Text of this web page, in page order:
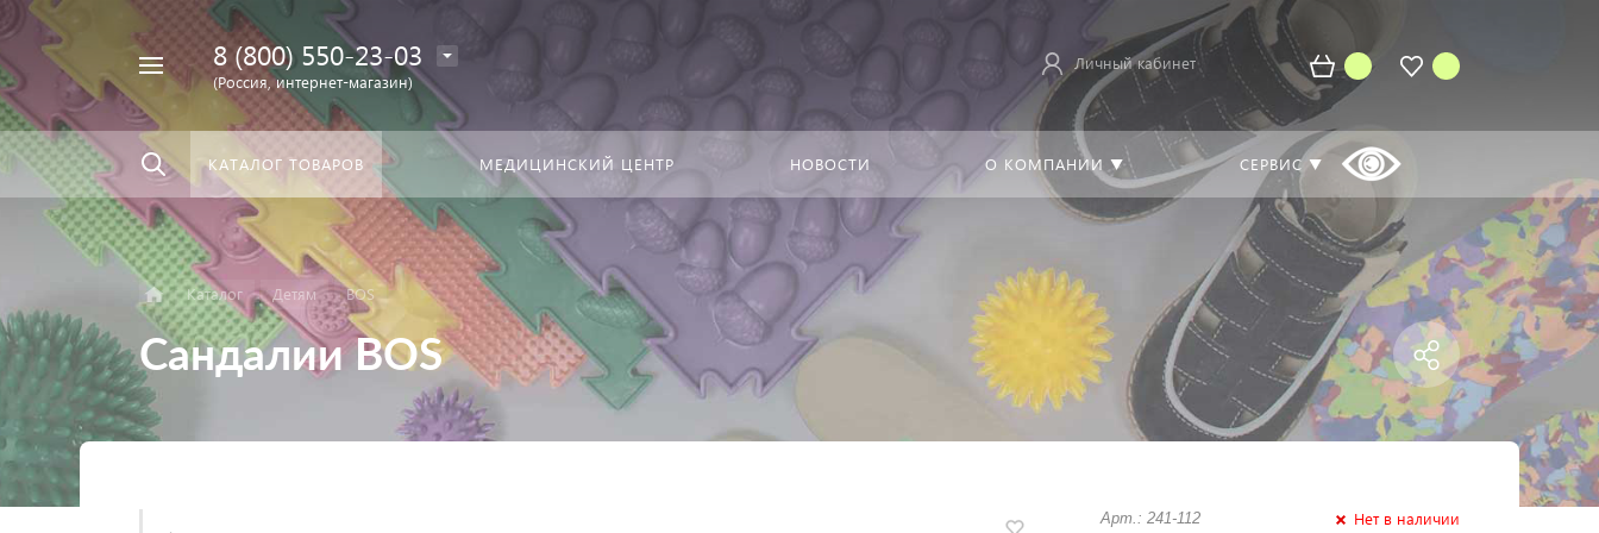
вездеНайти
8 (800) 550-23-03
(Россия, интернет-магазин)
Личный кабинет
КАТАЛОГ ТОВАРОВ МЕДИЦИНСКИЙ ЦЕНТР НОВОСТИ О КОМПАНИИ ▼ СЕРВИС ▼
Каталог Детям BOS
Сандалии BOS
Арт.: 241-112 Нет в наличии